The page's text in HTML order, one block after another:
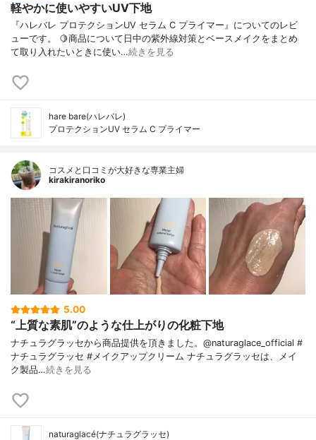
軽やかに使いやすいUV下地
『ハレバレ プロテクションUV セラム C プライマー』についてのレビ
ューです。 🍋商品について日中の紫外線対策とベースメイクをまとめ
て取り入れたいときに使い…続きを見る
hare bare(ハレバレ)
プロテクションUV セラム C プライマー
コスメと口コミが大好きな専業主婦
kirakiranoriko
5.00
“上質な素肌”のような仕上がりの化粧下地
ナチュラグラッセから商品提供を頂きました。@naturaglace_official #
ナチュラグラッセ #メイクアップクリーム ナチュラグラッセは、メイ
ク製品…続きを見る
naturaglacé(ナチュラグラッセ)